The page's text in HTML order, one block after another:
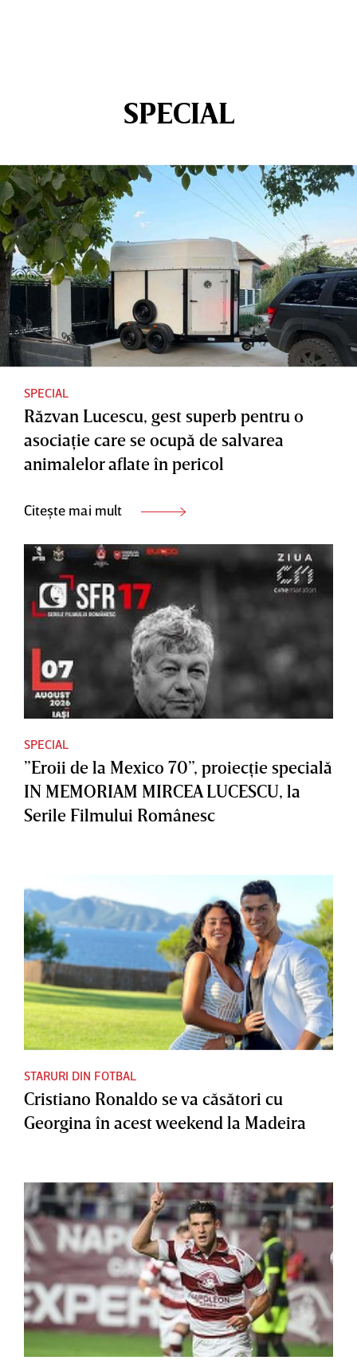
SPECIAL
SPECIAL
Răzvan Lucescu, gest superb pentru o
asociaţie care se ocupă de salvarea
animalelor aflate în pericol
Citește mai mult
SPECIAL
”Eroii de la Mexico 70”, proiecţie specială
IN MEMORIAM MIRCEA LUCESCU, la
Serile Filmului Românesc
STARURI DIN FOTBAL
Cristiano Ronaldo se va căsători cu
Georgina în acest weekend la Madeira